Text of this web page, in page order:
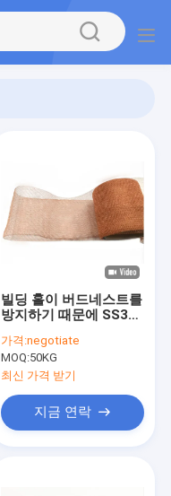
빌딩 홀이 버드네스트를
방지하기 때문에 SS310
크린 99%를 떴습니다
가격:negotiate
MOQ:50KG
최신 가격 받기
지금 연락